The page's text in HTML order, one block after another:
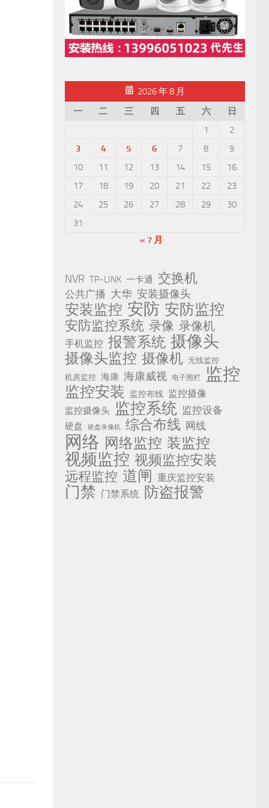
2026 年 8 月
一
二 三 四 五 六
日
1
2
3
4 5 6 7 8
9
10
11 12 13 14 15
16
17
18 19 20 21 22
23
24
25 26 27 28 29
30
31
« 7 月
NVR TP-LINK 一卡通 交换机
公共广播 大华 安装摄像头
安装监控 安防 安防监控
安防监控系统 录像 录像机
手机监控 报警系统 摄像头
摄像头监控 摄像机 无线监控
机房监控 海康 海康威视 电子围栏 监控
监控安装 监控布线 监控摄像
监控摄像头 监控系统 监控设备
硬盘 硬盘录像机 综合布线 网线
网络 网络监控 装监控
视频监控 视频监控安装
远程监控 道闸 重庆监控安装
门禁 门禁系统 防盗报警